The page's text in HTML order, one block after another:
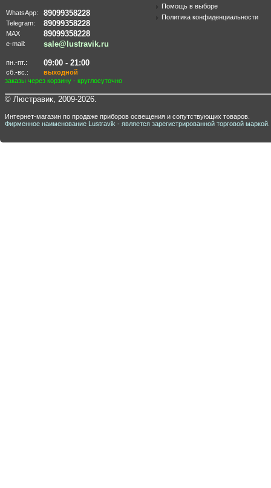
WhatsApp: 89099358228
Telegram: 89099358228
MAX 89099358228
e-mail: sale@lustravik.ru
пн.-пт.: 09:00 - 21:00
сб.-вс.:
выходной
заказы через корзину - круглосуточно
Помощь в выборе
Политика конфиденциальности
© Люстравик, 2009-2026.
Интернет-магазин по продаже приборов освещения и сопутствующих товаров.
Фирменное наименование Lustravik - является зарегистрированной торговой